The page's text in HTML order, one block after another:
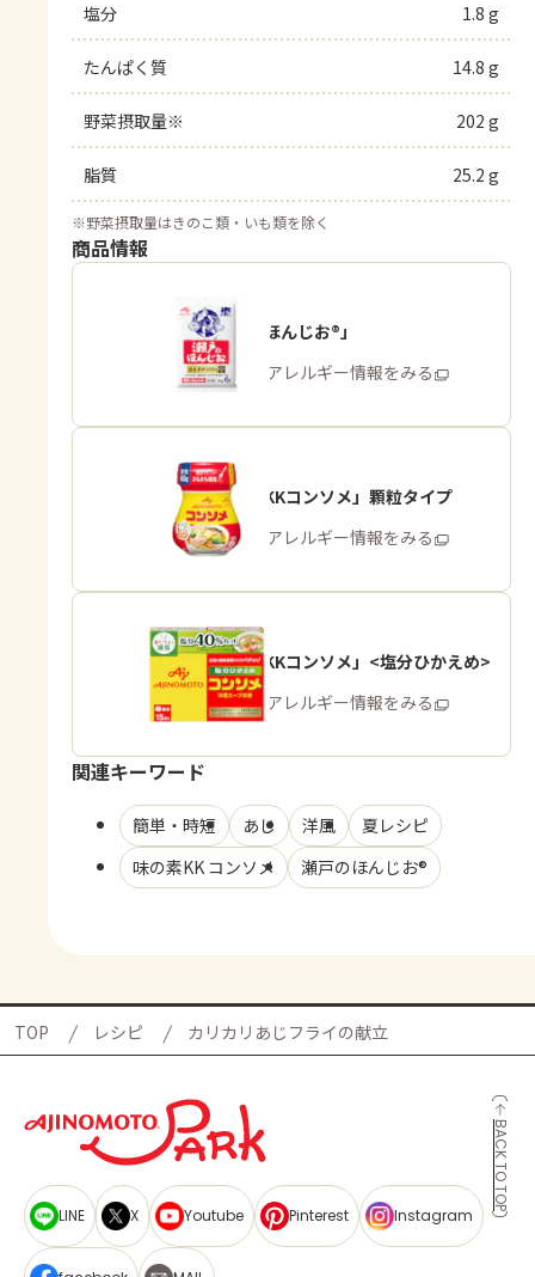
塩分 1.8 g
たんぱく質 14.8 g
野菜摂取量※ 202 g
脂質 25.2 g
※野菜摂取量はきのこ類・いも類を除く
商品情報
「瀬戸のほんじお®」
商品・アレルギー情報をみる
「味の素KKコンソメ」顆粒タイプ
商品・アレルギー情報をみる
「味の素KKコンソメ」<塩分ひかえめ>
商品・アレルギー情報をみる
関連キーワード
簡単・時短 あじ 洋風
夏レシピ
味の素KK コンソメ
瀬戸のほんじお®
TOP レシピ カリカリあじフライの献立
BACK TO TOP
LINE X Youtube Pinterest Instagram